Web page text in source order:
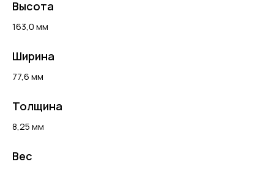
Высота
163,0 мм
Ширина
77,6 мм
Толщина
8,25 мм
Вес